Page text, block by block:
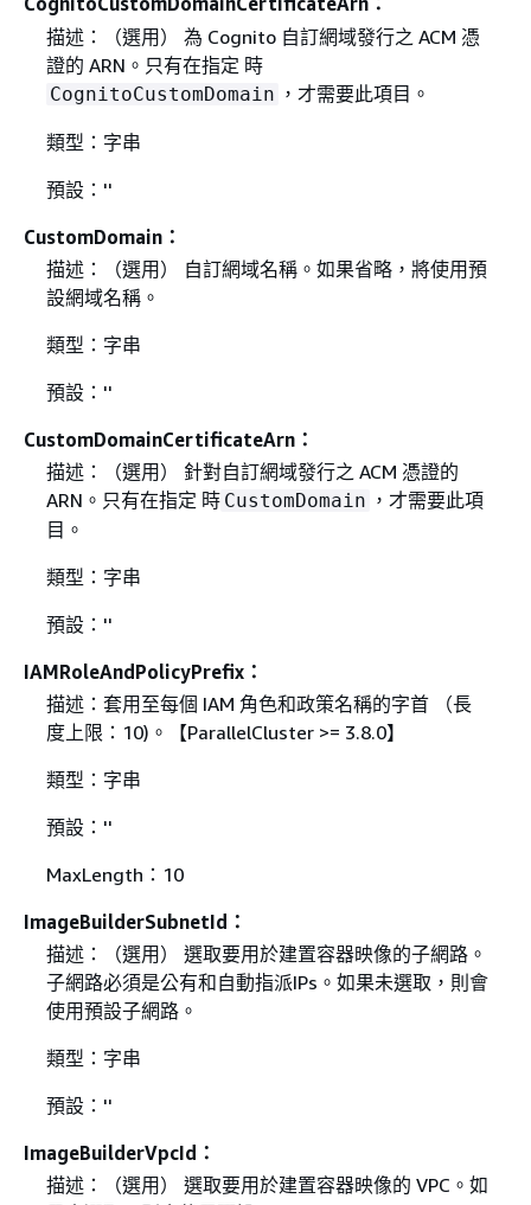
描述：（選用） 為 Cognito 自訂網域發行之 ACM 憑
證的 ARN。只有在指定 時
CognitoCustomDomain ，才需要此項目。
類型：字串
預設：''
CustomDomain：
描述：（選用） 自訂網域名稱。如果省略，將使用預
設網域名稱。
類型：字串
預設：''
CustomDomainCertificateArn：
描述：（選用） 針對自訂網域發行之 ACM 憑證的
ARN。只有在指定 時 CustomDomain ，才需要此項
目。
類型：字串
預設：''
IAMRoleAndPolicyPrefix：
描述：套用至每個 IAM 角色和政策名稱的字首 （長
度上限：10)。【ParallelCluster >= 3.8.0】
類型：字串
預設：''
MaxLength：10
ImageBuilderSubnetId：
描述：（選用） 選取要用於建置容器映像的子網路。
子網路必須是公有和自動指派IPs。如果未選取，則會
使用預設子網路。
類型：字串
預設：''
ImageBuilderVpcId：
描述：（選用） 選取要用於建置容器映像的 VPC。如